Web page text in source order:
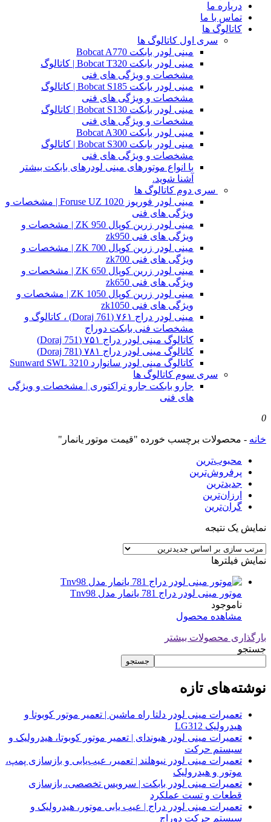
درباره ما
تماس با ما
کاتالوگ ها
سری اول کاتالوگ ها
مینی لودر بابکت Bobcat A770
مینی لودر بابکت Bobcat T320 | کاتالوگ
مشخصات و ویژگی های فنی
مینی لودر بابکت Bobcat S185 | کاتالوگ
مشخصات و ویژگی های فنی
مینی لودر بابکت Bobcat S130 | کاتالوگ
مشخصات و ویژگی های فنی
مینی لودر بابکت Bobcat A300
مینی لودر بابکت Bobcat S300 | کاتالوگ
مشخصات و ویژگی های فنی
با انواع موتورهای مینی لودرهای بابکت بیشتر
آشنا شوید.
سری دوم کاتالوگ ها
مینی لودر فوریوز Foruse UZ 1020 | مشخصات و
ویژگی های فنی
مینی لودر زرین کوپال ZK 950 | مشخصات و
ویژگی های فنی zk950
مینی لودر زرین کوپال ZK 700 | مشخصات و
ویژگی های فنی zk700
مینی لودر زرین کوپال ZK 650 | مشخصات و
ویژگی های فنی zk650
مینی لودر زرین کوپال ZK 1050 | مشخصات و
ویژگی های فنی zk1050
مینی لودر دراج ۷۶۱ (Doraj 761) ، کاتالوگ و
مشخصات فنی بابکت دوراج
کاتالوگ مینی لودر دراج ۷۵۱ (Doraj 751)
کاتالوگ مینی لودر دراج ۷۸۱ (Doraj 781)
کاتالوگ مینی لودر سانوارد Sunward SWL 3210
سری سوم کاتالوگ ها
جارو بابکت جارو تراکتوری | مشخصات و ویژگی
های فنی
0
خانه - محصولات برچسب خورده "قیمت موتور یانمار"
محبوب‌ترین
پرفروش‌ترین
جدیدترین
ارزان‌ترین
گران‌ترین
نمایش یک نتیجه
نمایش فیلترها
موتور مینی لودر دراج 781 یانمار مدل Tnv98
ناموجود
مشاهده محصول
بارگذاری محصولات بیشتر
جستجو
جستجو
نوشته‌های تازه
تعمیرات مینی لودر دلتا راه ماشین | تعمیر موتور کوبوتا و
هیدرولیک LG312
تعمیرات مینی لودر هیوندای | تعمیر موتور کوبوتا، هیدرولیک و
سیستم حرکت
تعمیرات مینی لودر نیوهلند | تعمیر، عیب‌یابی و بازسازی پمپ،
موتور و هیدرولیک
تعمیرات مینی لودر بابکت | سرویس تخصصی، بازسازی
قطعات و تست عملکرد
تعمیرات مینی لودر دراج | عیب یابی موتور، هیدرولیک و
سیستم حرکت دوراج